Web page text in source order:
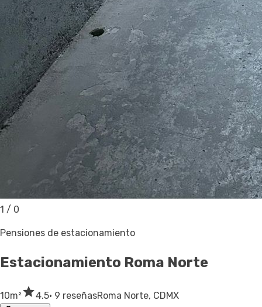
1 / 0
Pensiones de estacionamiento
Estacionamiento Roma Norte
10m² 4.5· 9 reseñasRoma Norte, CDMX